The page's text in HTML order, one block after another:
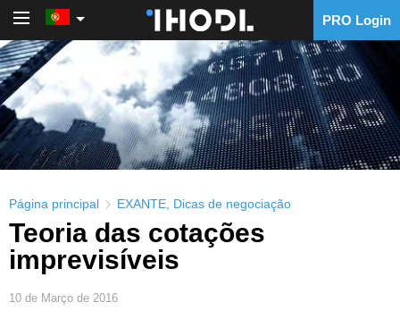
PRO Login
Página principal EXANTE Dicas de negociação
Teoria das cotações
imprevisíveis
10 de Março de 2016